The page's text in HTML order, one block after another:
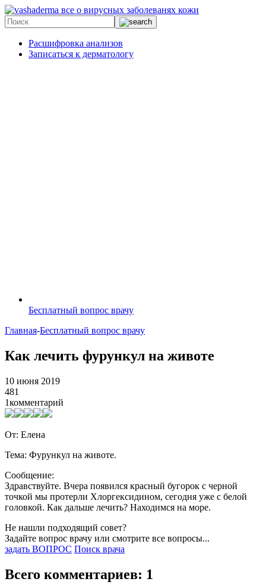
все о вирусных заболеванях кожи
Расшифровка анализов
Записаться к дерматологу
Бесплатный вопрос врачу
Главная-Бесплатный вопрос врачу
Как лечить фурункул на животе
10 июня 2019
481
1комментарий
От: Елена
Тема: Фурункул на животе.
Сообщение:
Здравствуйте. Вчера появился красный бугорок с черной
точкой мы протерли Хлоргексидином, сегодня уже с белой
головкой. Как дальше лечить? Находимся на море.
Не нашли подходящий совет?
Задайте вопрос врачу или смотрите все вопросы...
задать ВОПРОС Поиск врача
Всего комментариев: 1